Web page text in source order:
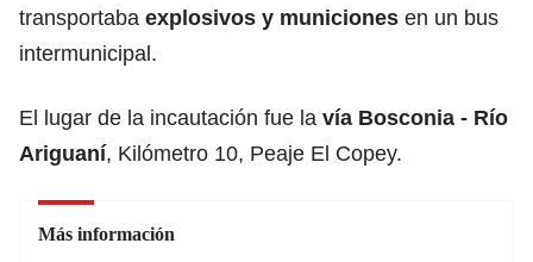
transportaba explosivos y municiones en un bus
intermunicipal.
El lugar de la incautación fue la vía Bosconia - Río
Ariguaní, Kilómetro 10, Peaje El Copey.
Más información